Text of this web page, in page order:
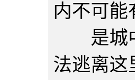
内不可能
是城中
法逃离这